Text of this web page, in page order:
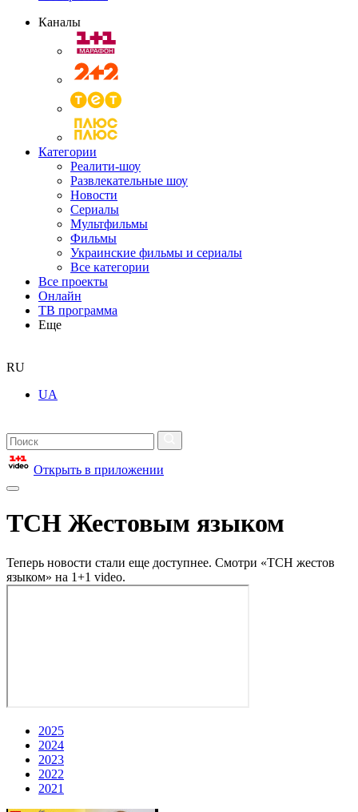
Каналы
Категории
Реалити-шоу
Развлекательные шоу
Новости
Сериалы
Мультфильмы
Фильмы
Украинские фильмы и сериалы
Все категории
Все проекты
Онлайн
ТВ программа
Еще
RU
UA
Открыть в приложении
ТСН Жестовым языком
Теперь новости стали еще доступнее. Смотри «ТСН жестов
языком» на 1+1 video.
2025
2024
2023
2022
2021